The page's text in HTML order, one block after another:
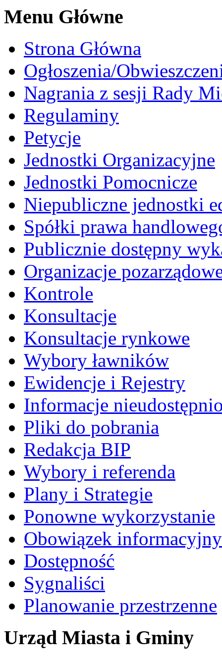
Menu Główne
Strona Główna
Ogłoszenia/
Nagrania z sesji Rady
Regulaminy
Petycje
Jednostki Organizacyjne
Jednostki Pomocnicze
Niepubliczne jednostki
Spółki prawa
Publicznie dostępny
Organizacje
Kontrole
Konsultacje
Konsultacje rynkowe
Wybory ławników
Ewidencje i Rejestry
Informacje
Pliki do pobrania
Redakcja BIP
Wybory i referenda
Plany i Strategie
Ponowne wykorzystanie
Obowiązek informacyjny
Dostępność
Sygnaliści
Planowanie przestrzenne
Urząd Miasta i Gminy